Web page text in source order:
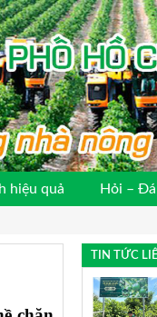
hiệu quả Hỏi –
TIN TỨC